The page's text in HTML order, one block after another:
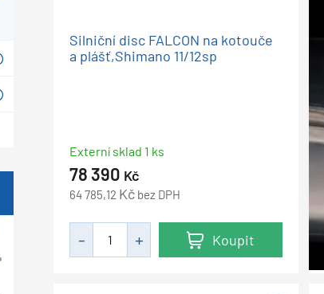
Silniční disc FALCON na kotouče
a plášť,Shimano 11/12sp
Externí sklad 1 ks
78 390 Kč
64 785,12 Kč bez DPH
Koupit